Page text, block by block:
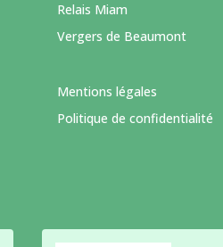
Relais Miam
Vergers de Beaumont
Mentions légales
Politique de confidentialité